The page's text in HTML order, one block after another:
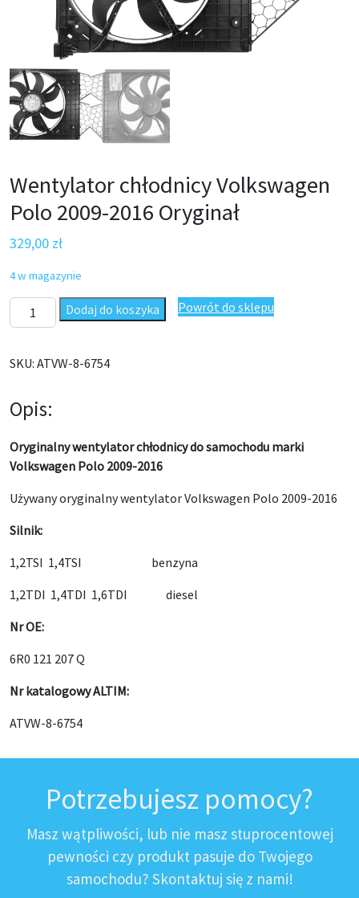
Wentylator chłodnicy Volkswagen
Polo 2009-2016 Oryginał
329,00 zł
4 w magazynie
ilość Wentylator chłodnicy Volkswagen Polo 2009-2016 Oryginał
Dodaj do koszyka Powrót do sklepu
SKU: ATVW-8-6754
Opis:
Oryginalny wentylator chłodnicy do samochodu marki
Volkswagen Polo 2009-2016
Używany oryginalny wentylator Volkswagen Polo 2009-2016
Silnik:
1,2TSI 1,4TSI benzyna
1,2TDI 1,4TDI 1,6TDI diesel
Nr OE:
6R0 121 207 Q
Nr katalogowy ALTIM:
ATVW-8-6754
Potrzebujesz pomocy?
Masz wątpliwości, lub nie masz stuprocentowej
pewności czy produkt pasuje do Twojego
samochodu? Skontaktuj się z nami!